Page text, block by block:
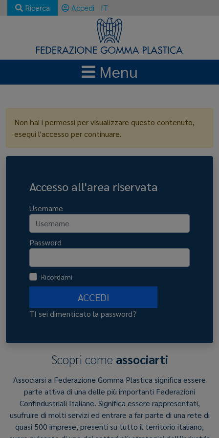
Ricerca Accedi IT
Menu
Non hai i permessi per visualizzare questo contenuto,
esegui l'accesso per continuare.
Accesso all'area riservata
Username
Password
Ricordami
ACCEDI
TI sei dimenticato la password?
Scopri come associarti
Associarsi a Federazione Gomma Plastica significa essere
parte attiva di una delle più importanti Federazioni
Confindustriali Italiane. Significa essere rappresentati,
usufruire di molti servizi ed entrare a far parte di una rete di
quasi 500 imprese, presenti su tutto il territorio italiano,